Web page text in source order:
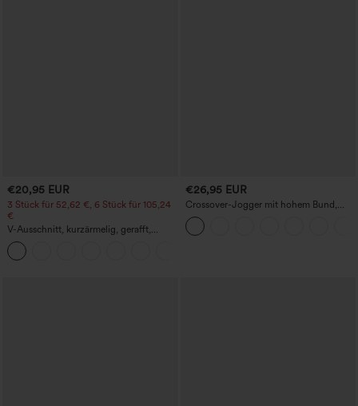
€20,95 EUR
3 Stück für 52,62 €, 6 Stück für 105,24
€
V-Ausschnitt, kurzärmelig, gerafft,
locker geschnittenes Top
€26,95 EUR
Crossover-Jogger mit hohem Bund,
Taschen und Kordelzug